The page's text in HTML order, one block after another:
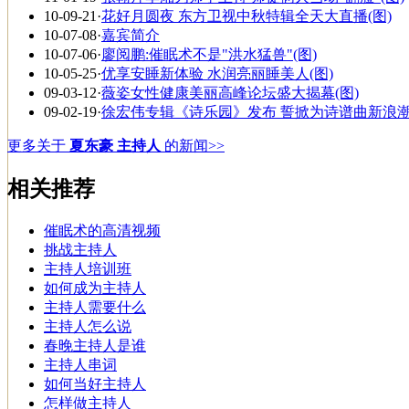
10-09-21 ·花好月圆夜 东方卫视中秋特辑全天大直播(图)
10-07-08·嘉宾简介
10-07-06· 廖阅鹏:催眠术不是"洪水猛兽"(图)
10-05-25·优享安睡新体验 水润亮丽睡美人(图)
09-03-12·薇姿女性健康美丽高峰论坛盛大揭幕(图)
09-02-19·徐宏伟专辑《诗乐园》发布 誓掀为诗谱曲新浪
更多关于 夏东豪 主持人 的新闻>>
相关推荐
催眠术的高清视频
挑战主持人
主持人培训班
如何成为主持人
主持人需要什么
主持人怎么说
春晚主持人是谁
主持人串词
如何当好主持人
怎样做主持人